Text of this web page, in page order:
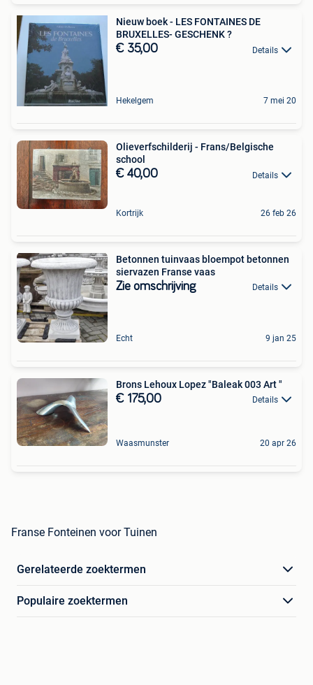
Nieuw boek - LES FONTAINES DE
BRUXELLES- GESCHENK ?
€ 35,00 Details
Hekelgem 7 mei 20
Olieverfschilderij - Frans/Belgische
school
€ 40,00 Details
Kortrijk 26 feb 26
Betonnen tuinvaas bloempot betonnen
siervazen Franse vaas
Zie omschrijving Details
Echt 9 jan 25
Brons Lehoux Lopez "Baleak 003 Art "
€ 175,00 Details
Waasmunster 20 apr 26
Franse Fonteinen voor Tuinen
Gerelateerde zoektermen
Populaire zoektermen